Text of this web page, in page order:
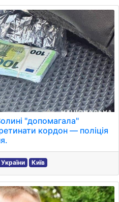
"допомагала"
кордон — поліція
Київ